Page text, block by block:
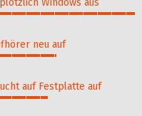
Windows aus
neu auf
auf Festplatte auf